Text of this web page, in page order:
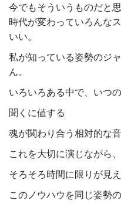
今でもそういうものだと思
時代が変わっていろんな
いい。
私が知っている姿勢のジ
ん。
いろいろある中で、いつ
聞くに値する
魂が関わり合う相対的な
これを大切に演じながら、
そろそろ時間に限りが見
このノウハウを同じ姿勢